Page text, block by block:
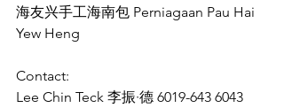
海友兴手工海南包 Perniagaan Pau Hai
Yew Heng
Contact:
Lee Chin Teck 李振·德 6019-643 6043